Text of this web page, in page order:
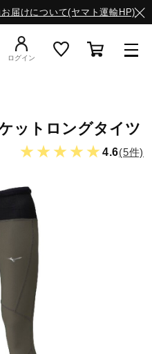
届けについて(ヤマト運輸HP)
ログイン
ットロングタイツ
★★★★★ 4.6(5件)